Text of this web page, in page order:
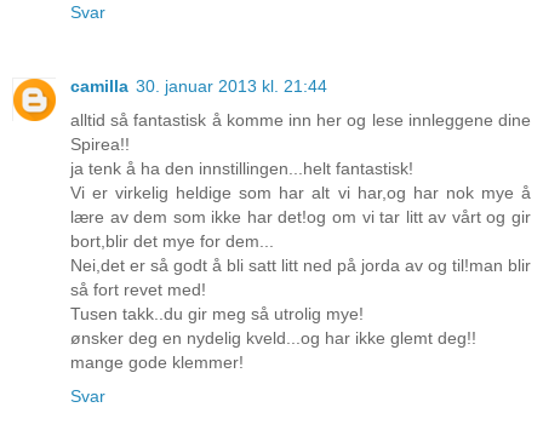
Svar
camilla 30. januar 2013 kl. 21:44
alltid så fantastisk å komme inn her og lese innleggene dine
Spirea!!
ja tenk å ha den innstillingen...helt fantastisk!
Vi er virkelig heldige som har alt vi har,og har nok mye å
lære av dem som ikke har det!og om vi tar litt av vårt og gir
bort,blir det mye for dem...
Nei,det er så godt å bli satt litt ned på jorda av og til!man blir
så fort revet med!
Tusen takk..du gir meg så utrolig mye!
ønsker deg en nydelig kveld...og har ikke glemt deg!!
mange gode klemmer!
Svar